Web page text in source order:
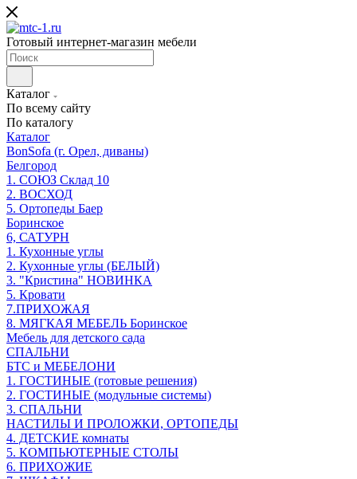
Готовый интернет-магазин мебели
Каталог
По всему сайту
По каталогу
Каталог
BonSofa (г. Орел, диваны)
Белгород
1. СОЮЗ Склад 10
2. ВОСХОД
5. Ортопеды Баер
Боринское
6, САТУРН
1. Кухонные углы
2. Кухонные углы (БЕЛЫЙ)
3. "Кристина" НОВИНКА
5. Кровати
7.ПРИХОЖАЯ
8. МЯГКАЯ МЕБЕЛЬ Боринское
Мебель для детского сада
СПАЛЬНИ
БТС и МЕБЕЛОНИ
1. ГОСТИНЫЕ (готовые решения)
2. ГОСТИНЫЕ (модульные системы)
3. СПАЛЬНИ
НАСТИЛЫ И ПРОЛОЖКИ, ОРТОПЕДЫ
4. ДЕТСКИЕ комнаты
5. КОМПЬЮТЕРНЫЕ СТОЛЫ
6. ПРИХОЖИЕ